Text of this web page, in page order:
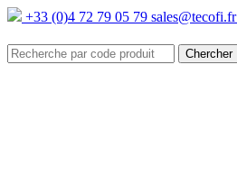
+33 (0)4 72 79 05 79 sales@tecofi.fr